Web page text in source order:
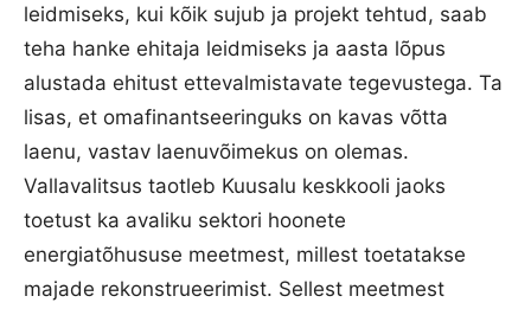
leidmiseks, kui kõik sujub ja projekt tehtud, saab
teha hanke ehitaja leidmiseks ja aasta lõpus
alustada ehitust ettevalmistavate tegevustega. Ta
lisas, et omafinantseeringuks on kavas võtta
laenu, vastav laenuvõimekus on olemas.
Vallavalitsus taotleb Kuusalu keskkooli jaoks
toetust ka avaliku sektori hoonete
energiatõhususe meetmest, millest toetatakse
majade rekonstrueerimist. Sellest meetmest